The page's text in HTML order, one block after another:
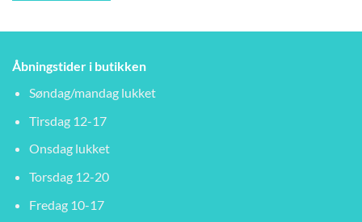
Åbningstider i butikken
Søndag/mandag lukket
Tirsdag 12-17
Onsdag lukket
Torsdag 12-20
Fredag 10-17